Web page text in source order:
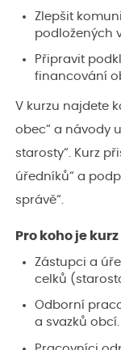
Zlepšit
podložených
Připravit
financování
V kurzu najdete
obec“ a návody
starosty“. Kurz
úředníků“ a
správě“.
Pro koho je
Zástupci a
celků
Odborní
a svazků obcí.